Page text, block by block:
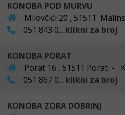
KONOBA POD MURVU
Milovčići 20 , 51511
051 843 0... klikni za broj
KONOBA PORAT
Porat 16 , 51511 Porat -
051 867 0... klikni za broj
KONOBA ZORA DOBRINJ